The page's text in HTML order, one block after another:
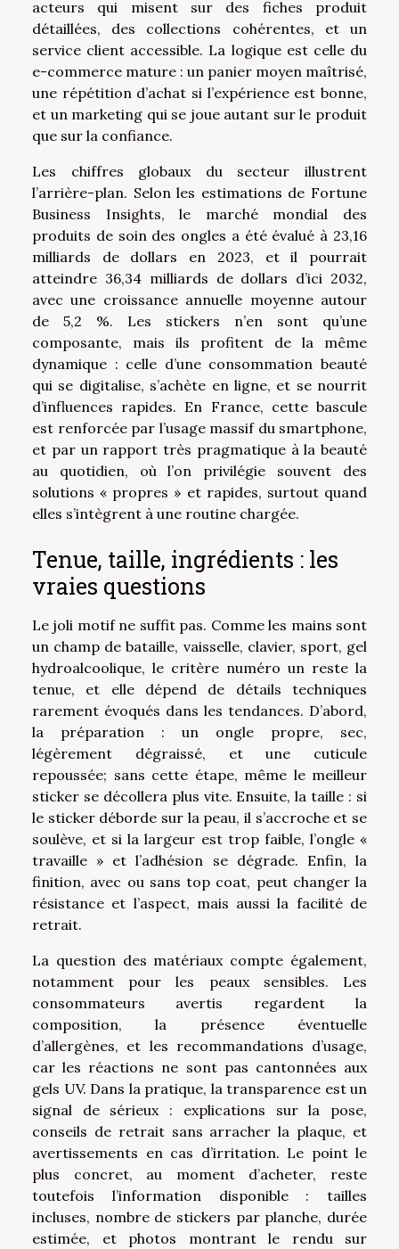
acteurs qui misent sur des fiches produit
détaillées, des collections cohérentes, et un
service client accessible. La logique est celle du
e-commerce mature : un panier moyen maîtrisé,
une répétition d’achat si l’expérience est bonne,
et un marketing qui se joue autant sur le produit
que sur la confiance.
Les chiffres globaux du secteur illustrent
l’arrière-plan. Selon les estimations de Fortune
Business Insights, le marché mondial des
produits de soin des ongles a été évalué à 23,16
milliards de dollars en 2023, et il pourrait
atteindre 36,34 milliards de dollars d’ici 2032,
avec une croissance annuelle moyenne autour
de 5,2 %. Les stickers n’en sont qu’une
composante, mais ils profitent de la même
dynamique : celle d’une consommation beauté
qui se digitalise, s’achète en ligne, et se nourrit
d’influences rapides. En France, cette bascule
est renforcée par l’usage massif du smartphone,
et par un rapport très pragmatique à la beauté
au quotidien, où l’on privilégie souvent des
solutions « propres » et rapides, surtout quand
elles s’intègrent à une routine chargée.
Tenue, taille, ingrédients : les
vraies questions
Le joli motif ne suffit pas. Comme les mains sont
un champ de bataille, vaisselle, clavier, sport, gel
hydroalcoolique, le critère numéro un reste la
tenue, et elle dépend de détails techniques
rarement évoqués dans les tendances. D’abord,
la préparation : un ongle propre, sec,
légèrement dégraissé, et une cuticule
repoussée; sans cette étape, même le meilleur
sticker se décollera plus vite. Ensuite, la taille : si
le sticker déborde sur la peau, il s’accroche et se
soulève, et si la largeur est trop faible, l’ongle «
travaille » et l’adhésion se dégrade. Enfin, la
finition, avec ou sans top coat, peut changer la
résistance et l’aspect, mais aussi la facilité de
retrait.
La question des matériaux compte également,
notamment pour les peaux sensibles. Les
consommateurs avertis regardent la
composition, la présence éventuelle
d’allergènes, et les recommandations d’usage,
car les réactions ne sont pas cantonnées aux
gels UV. Dans la pratique, la transparence est un
signal de sérieux : explications sur la pose,
conseils de retrait sans arracher la plaque, et
avertissements en cas d’irritation. Le point le
plus concret, au moment d’acheter, reste
toutefois l’information disponible : tailles
incluses, nombre de stickers par planche, durée
estimée, et photos montrant le rendu sur